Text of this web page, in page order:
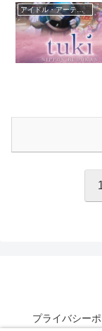
アイドル・アーティスト
プライバシー